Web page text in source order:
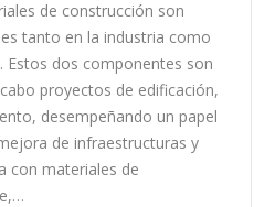
de construcción son
tanto en la industria como
dos componentes son
proyectos de edificación,
desempeñando un papel
de infraestructuras y
con materiales de